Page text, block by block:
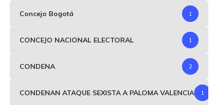
Concejo Bogotá 1
CONCEJO NACIONAL ELECTORAL 1
CONDENA 2
CONDENAN ATAQUE SEXISTA A PALOMA VALENCIA 1